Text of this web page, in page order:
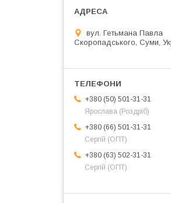
вул. Гетьмана Павла
Скоропадського, Суми,
+380 (50) 501-31-31
Ярослава (Роздріб)
+380 (66) 501-31-31
Сергій (ОПТ)
+380 (63) 502-31-31
Сергій (ОПТ)